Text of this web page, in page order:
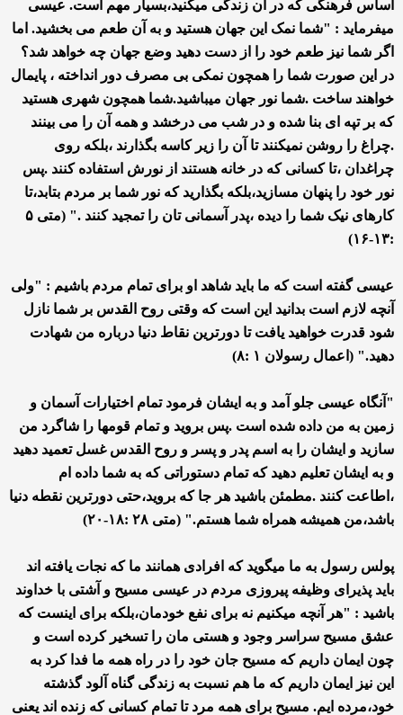
اساس فرهنگی که در آن زندگی میکنید،بسیار مهم است. عیسی
میفرماید : "شما نمک این جهان هستید و به آن طعم می بخشید. اما
اگر شما نیز طعم خود را از دست دهید وضع جهان چه خواهد شد؟
در این صورت شما را همچون نمکی بی مصرف دور انداخته ، پایمال
خواهند ساخت .شما نور جهان میباشید.شما همچون شهری هستید
که بر تپه ای بنا شده و در شب می درخشد و همه آن را می بینند
.چراغ را روشن نمیکنند تا آن را زیر کاسه بگذارند ،بلکه روی
چراغدان ،تا کسانی که در خانه هستند از نورش استفاده کنند .پس
نور خود را پنهان مسازید،بلکه بگذارید که نور شما بر مردم بتابد،تا
کارهای نیک شما را دیده ،پدر آسمانی تان را تمجید کنند ." (متی ۵
:۱۳-۱۶)
عیسی گفته است که ما باید شاهد او برای تمام مردم باشیم : "ولی
آنچه لازم است بدانید این است که وقتی روح القدس بر شما نازل
شود قدرت خواهید یافت تا دورترین نقاط دنیا درباره من شهادت
دهید." (اعمال رسولان ۱ :۸)
"آنگاه عیسی جلو آمد و به ایشان فرمود تمام اختیارات آسمان و
زمین به من داده شده است .پس بروید و تمام قومها را شاگرد من
سازید و ایشان را به اسم پدر و پسر و روح القدس غسل تعمید دهید
و به ایشان تعلیم دهید که تمام دستوراتی که به شما داده ام
،اطاعت کنند .مطمئن باشید هر جا که بروید،حتی دورترین نقطه دنیا
باشد،من همیشه همراه شما هستم." (متی ۲۸ :۱۸-۲۰)
پولس رسول به ما میگوید که افرادی همانند ما که نجات یافته اند
باید پذیرای وظیفه پیروزی مردم در عیسی مسیح و آشتی با خداوند
باشید : "هر آنچه میکنیم نه برای نفع خودمان،بلکه برای اینست که
عشق مسیح سراسر وجود و هستی مان را تسخیر کرده است و
چون ایمان داریم که مسیح جان خود را در راه همه ما فدا کرد به
این نیز ایمان داریم که ما هم نسبت به زندگی گناه آلود گذشته
خود،مرده ایم. مسیح برای همه مرد تا تمام کسانی که زنده اند یعنی